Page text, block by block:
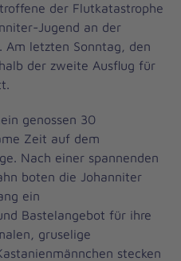
der Flutkatastrophe
Jugend an der
Am letzten Sonntag, den
der zweite Ausflug für
genossen 30
Zeit auf dem
Nach einer spannenden
boten die Johanniter
ein
Bastelangebot für ihre
gruselige
stecken